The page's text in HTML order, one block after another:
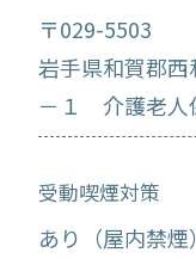
〒029-5503
岩手県和賀郡西
－１ 介護老人
受動喫煙対策
あり（屋内禁煙）